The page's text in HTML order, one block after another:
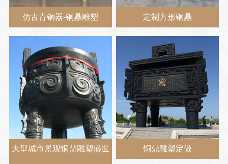
仿古青铜器-铜鼎雕塑 定制方形铜鼎
大型城市景观铜鼎雕塑盛世 铜鼎雕塑定做